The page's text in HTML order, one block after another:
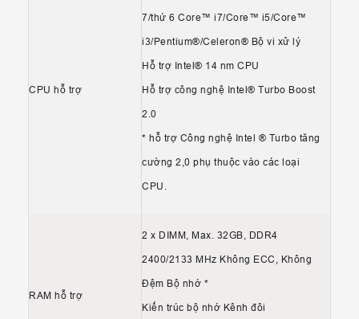
CPU hỗ trợ
7/thứ 6 Core™ i7/Core™ i5/Core™
i3/Pentium®/Celeron® Bộ vi xử lý
Hỗ trợ Intel® 14 nm CPU
Hỗ trợ công nghệ Intel® Turbo Boost
2.0
* hỗ trợ Công nghệ Intel ® Turbo tăng
cường 2,0 phụ thuộc vào các loại
CPU.
RAM hỗ trợ
2 x DIMM, Max. 32GB, DDR4
2400/2133 MHz Không ECC, Không
Đệm Bộ nhớ *
Kiến trúc bộ nhớ Kênh đôi